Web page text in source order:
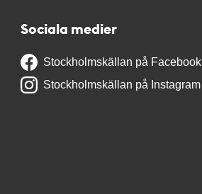
Sociala medier
Stockholmskällan på Facebook
Stockholmskällan på Instagram